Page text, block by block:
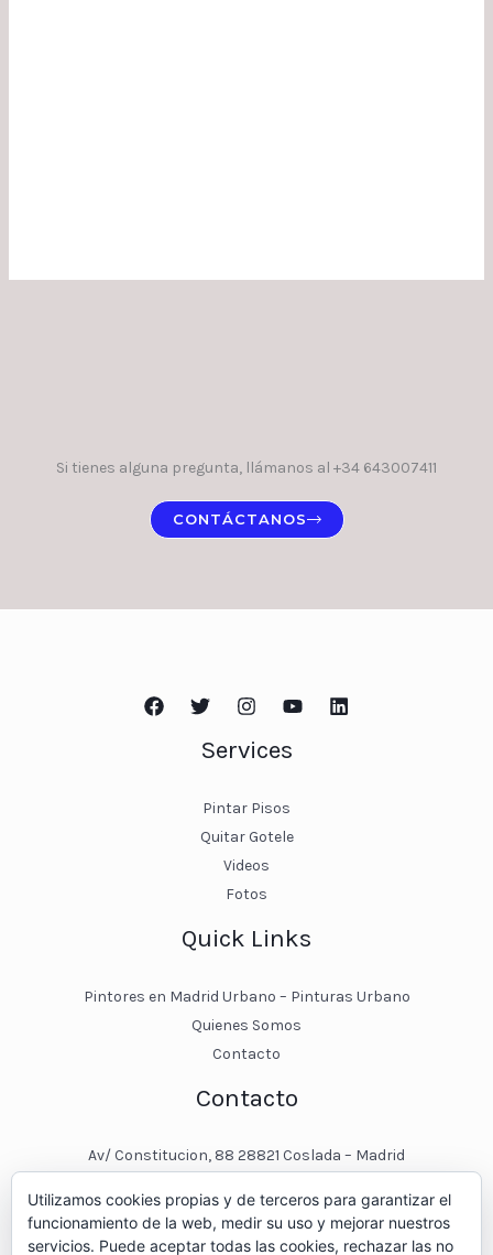
Si tienes alguna pregunta, llámanos al +34 643007411
CONTÁCTANOS
Services
Pintar Pisos
Quitar Gotele
Videos
Fotos
Quick Links
Pintores en Madrid Urbano – Pinturas Urbano
Quienes Somos
Contacto
Contacto
Av/ Constitucion, 88 28821 Coslada – Madrid
pinturasurbano@hotmail.es
+34 – 643 00 74 11
Utilizamos cookies propias y de terceros para garantizar el
funcionamiento de la web, medir su uso y mejorar nuestros
servicios. Puede aceptar todas las cookies, rechazar las no